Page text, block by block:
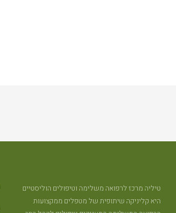
טיליה מרכז לרפואה משלימה וטיפולים הוליסטיים
היא קליניקה שיתופית של מטפלים ממקצועות